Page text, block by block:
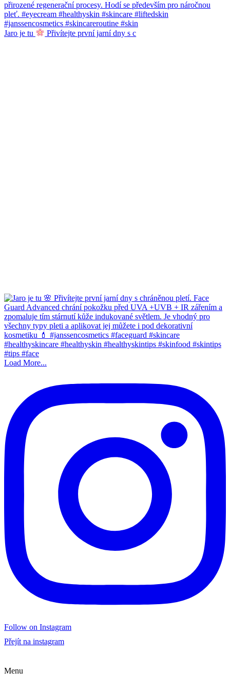
Jaro je tu Přivítejte první jarní dny s c
Load More...
Follow on Instagram
Přejít na instagram
Menu